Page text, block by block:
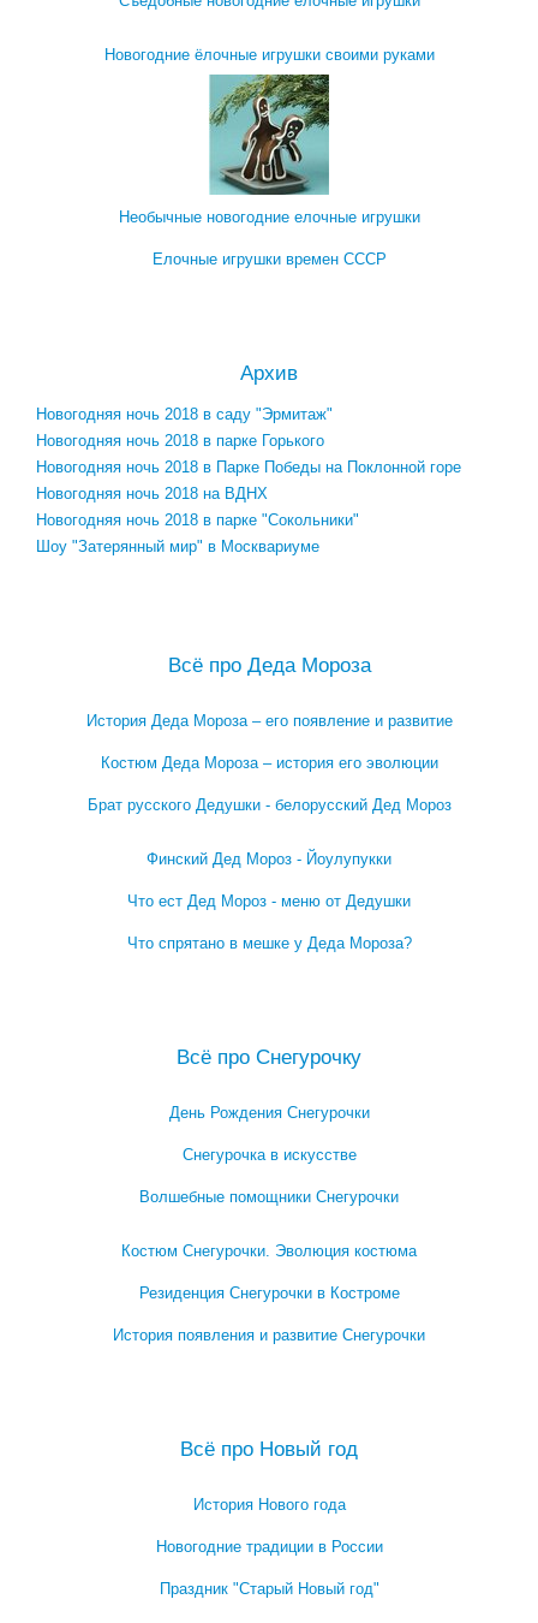
Новогодние ёлочные игрушки своими руками
Необычные новогодние елочные игрушки
Елочные игрушки времен СССР
Архив
Новогодняя ночь 2018 в саду "Эрмитаж"
Новогодняя ночь 2018 в парке Горького
Новогодняя ночь 2018 в Парке Победы на Поклонной горе
Новогодняя ночь 2018 на ВДНХ
Новогодняя ночь 2018 в парке "Сокольники"
Шоу "Затерянный мир" в Москвариуме
Всё про Деда Мороза
История Деда Мороза – его появление и развитие
Костюм Деда Мороза – история его эволюции
Брат русского Дедушки - белорусский Дед Мороз
Финский Дед Мороз - Йоулупукки
Что ест Дед Мороз - меню от Дедушки
Что спрятано в мешке у Деда Мороза?
Всё про Снегурочку
День Рождения Снегурочки
Снегурочка в искусстве
Волшебные помощники Снегурочки
Костюм Снегурочки. Эволюция костюма
Резиденция Снегурочки в Костроме
История появления и развитие Снегурочки
Всё про Новый год
История Нового года
Новогодние традиции в России
Праздник "Старый Новый год"